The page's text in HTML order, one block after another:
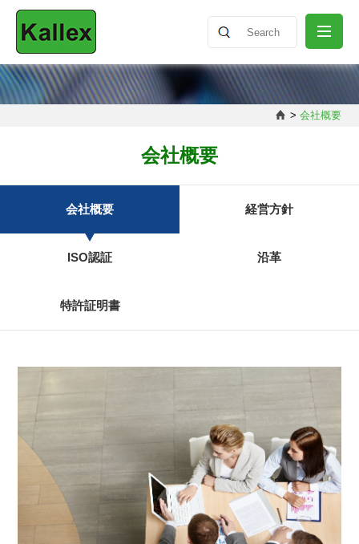
会社概要
ニュースリリース
> 会社概要
会社概要
会社概要 経営方針
ISO認証 沿革
特許証明書